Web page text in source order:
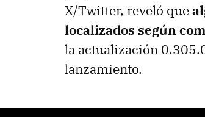
X/Twitter, reveló que
localizados según
la actualización
lanzamiento.